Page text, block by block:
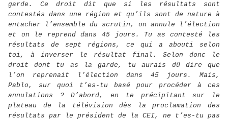
garde. Ce droit dit que si les résultats sont
contestés dans une région et qu’ils sont de nature à
entacher l’ensemble du scrutin, on annule l’élection
et on le reprend dans 45 jours. Tu as contesté les
résultats de sept régions, ce qui a abouti selon
toi, à inverser le résultat final. Selon donc le
droit dont tu as la garde, tu aurais dû dire que
l’on reprenait l’élection dans 45 jours. Mais,
Pablo, sur quoi t’es-tu basé pour procéder à ces
annulations ? D’abord, en te précipitant sur le
plateau de la télévision dès la proclamation des
résultats par le président de la CEI, ne t’es-tu pas